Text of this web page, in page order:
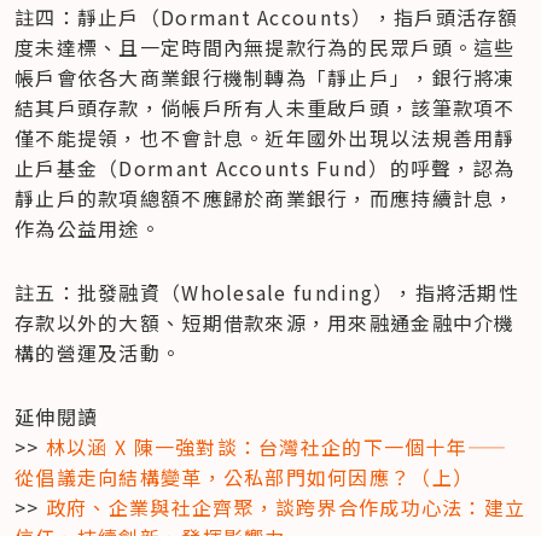
註四：靜止戶（Dormant Accounts），指戶頭活存額
度未達標、且一定時間內無提款行為的民眾戶頭。這些
帳戶會依各大商業銀行機制轉為「靜止戶」，銀行將凍
結其戶頭存款，倘帳戶所有人未重啟戶頭，該筆款項不
僅不能提領，也不會計息。近年國外出現以法規善用靜
止戶基金（Dormant Accounts Fund）的呼聲，認為
靜止戶的款項總額不應歸於商業銀行，而應持續計息，
作為公益用途。
註五：批發融資（Wholesale funding），指將活期性
存款以外的大額、短期借款來源，用來融通金融中介機
構的營運及活動。
延伸閱讀
>> 林以涵 X 陳一強對談：台灣社企的下一個十年——
從倡議走向結構變革，公私部門如何因應？（上）
>> 政府、企業與社企齊聚，談跨界合作成功心法：建立